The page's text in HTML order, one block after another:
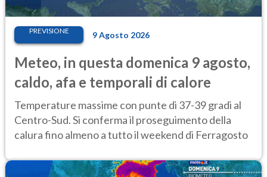
PREVISIONE 9 Agosto 2026
Meteo, in questa domenica 9 agosto,
caldo, afa e temporali di calore
Temperature massime con punte di 37-39 gradi al
Centro-Sud. Si conferma il proseguimento della
calura fino almeno a tutto il weekend di Ferragosto